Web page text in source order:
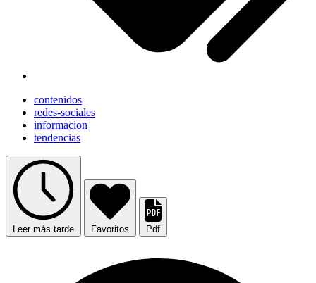
contenidos
redes-sociales
informacion
tendencias
Leer más tarde Favoritos Pdf